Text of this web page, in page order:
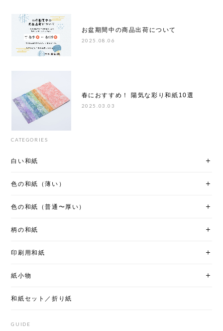
お盆期間中の商品出荷について
2025.08.06
春におすすめ！ 陽気な彩り和紙10選
2025.03.03
CATEGORIES
白い和紙
色の和紙（薄い）
色の和紙（普通〜厚い）
柄の和紙
印刷用和紙
紙小物
和紙セット／折り紙
GUIDE